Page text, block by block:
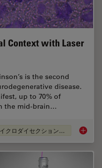
Context with Laser
is the second
disease.
up to 70% of
the mid-brain…
レーザーマイクロダイセクション（LMD） Neuron